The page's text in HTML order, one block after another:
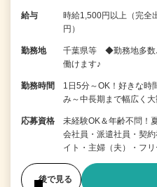
給与
時給1,500円以上（完全
円）
勤務地
千葉県等 ◆勤務地多数
働けます♪
勤務時間
1日5分～OK！好きな
み～中長期まで幅広く
応募資格
未経験OK＆年齢不問！
会社員・派遣社員・契
イト・主婦（夫）・フ
後で見る